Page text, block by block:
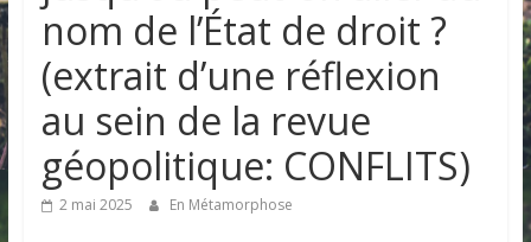
nom de l’État de droit ?
(extrait d’une réflexion
au sein de la revue
géopolitique: CONFLITS)
2 mai 2025 En Métamorphose